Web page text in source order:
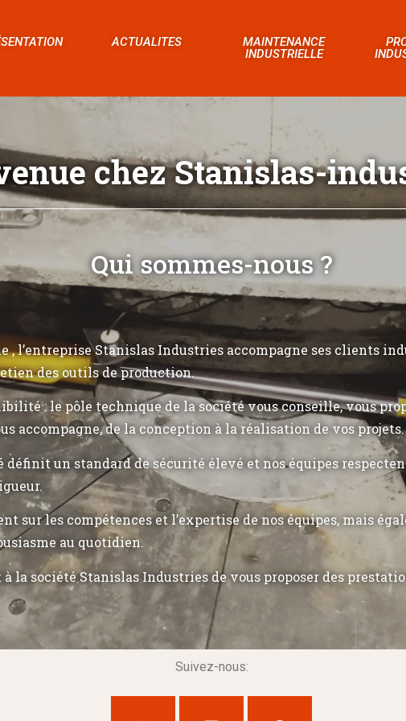
ACTUALITES
MAINTENANCE
INDUSTRIELLE
chez Stanislas-
Qui sommes-nous ?
, l’entreprise Stanislas Industries accompagne ses clients
des outils de production.
: le pôle technique de la société vous conseille, vous
accompagne, de la conception à la réalisation de vos projets.
définit un standard de sécurité élevé et nos équipes
sur les compétences et l’expertise de nos équipes, mais
au quotidien.
la société Stanislas Industries de vous proposer des
Suivez-nous: